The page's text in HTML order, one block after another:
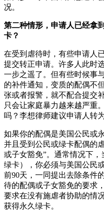
况。
第二种情形，申请人已经拿
卡？
在受到虐待时，有些申请人
提交转正申请。许多人此时
一步之遥了。但有些时候事
的补件通知，变质的配偶不
张或者报警，就不配合提交
只会让家庭暴力越来越严重
吗？李想律师建议申请人转
如果你的配偶是美国公民或
并且受到公民或绿卡配偶的
或子女豁免”。通常情况下
绿卡），你必须与美国公民
前90天，一同提出去除条件
待的配偶或子女豁免的要求
要求在没有施虐者协助的情
获得永久绿卡。